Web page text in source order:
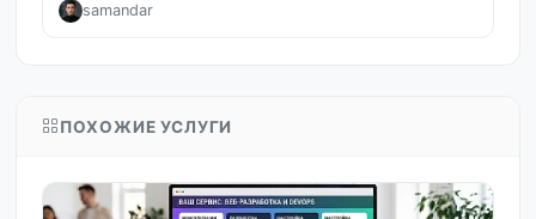
samandar
ПОХОЖИЕ УСЛУГИ